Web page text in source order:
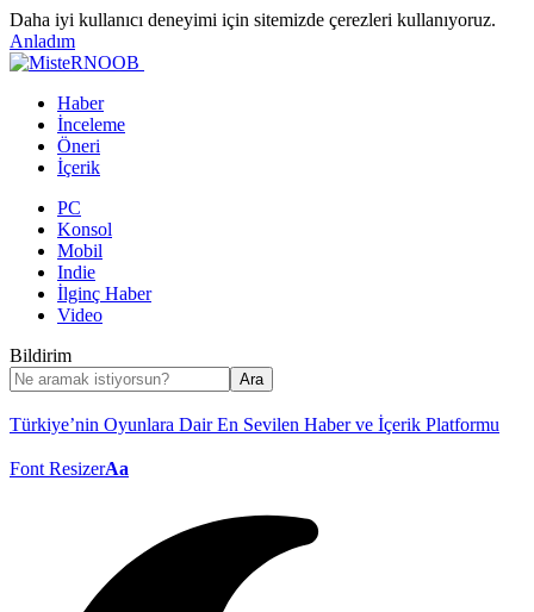
Daha iyi kullanıcı deneyimi için sitemizde çerezleri kullanıyoruz.
Anladım
Haber
İnceleme
Öneri
İçerik
PC
Konsol
Mobil
Indie
İlginç Haber
Video
Bildirim
Türkiye’nin Oyunlara Dair En Sevilen Haber ve İçerik Platformu
Font ResizerAa